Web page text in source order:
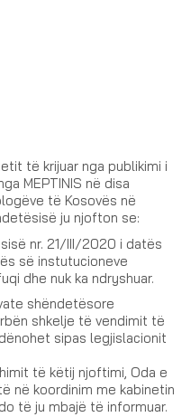
të krijuar nga publikimi i
MEPTINIS në disa
të Kosovës në
ju njofton se:
nr. 21/III/2020 i datës
së instutucioneve
dhe nuk ka ndryshuar.
shëndetësore
shkelje të vendimit të
sipas legjislacionit
të këtij njoftimi, Oda e
në koordinim me kabinetin
të ju mbajë të informuar.